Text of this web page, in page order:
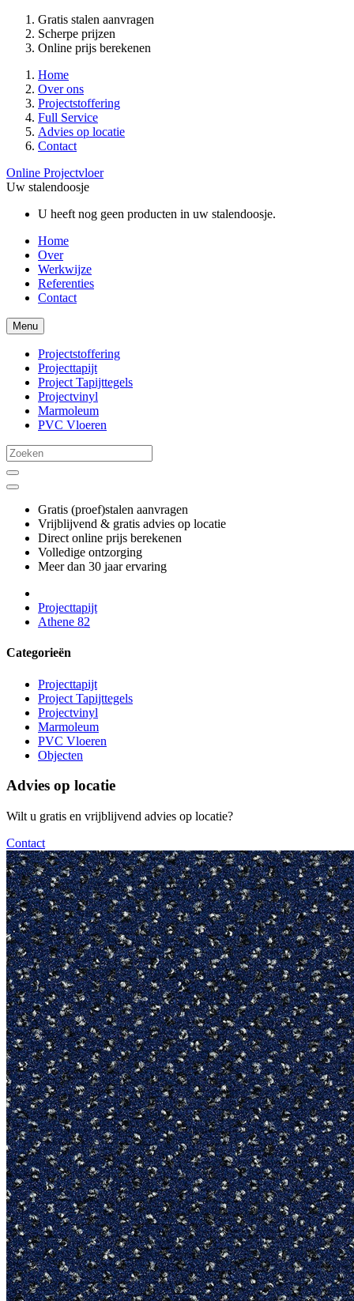
Gratis stalen aanvragen
Scherpe prijzen
Online prijs berekenen
Home
Over ons
Projectstoffering
Full Service
Advies op locatie
Contact
Online Projectvloer
Uw stalendoosje
U heeft nog geen producten in uw stalendoosje.
Home
Over
Werkwijze
Referenties
Contact
Menu
Projectstoffering
Projecttapijt
Project Tapijttegels
Projectvinyl
Marmoleum
PVC Vloeren
Gratis (proef)stalen aanvragen
Vrijblijvend & gratis advies op locatie
Direct online prijs berekenen
Volledige ontzorging
Meer dan 30 jaar ervaring
Projecttapijt
Athene 82
Categorieën
Projecttapijt
Project Tapijttegels
Projectvinyl
Marmoleum
PVC Vloeren
Objecten
Advies op locatie
Wilt u gratis en vrijblijvend advies op locatie?
Contact